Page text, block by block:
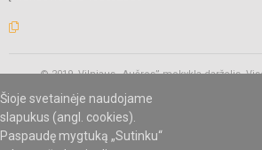
Šioje svetainėje naudojame
slapukus (angl. cookies).
Paspaudę mygtuką „Sutinku“
© 2019. Vilniaus „Aušros” mokykla-darželis.